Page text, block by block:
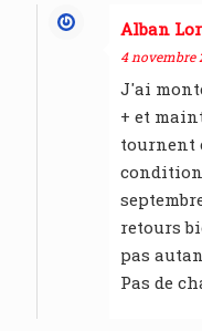
Alban
4 novembre
J'ai
+ et
tournent
retours
pas
Pas de